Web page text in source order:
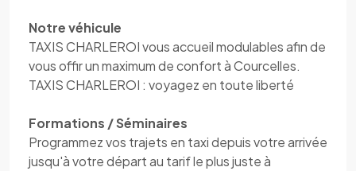
Notre véhicule
TAXIS CHARLEROI vous accueil modulables afin de
vous offir un maximum de confort à Courcelles.
TAXIS CHARLEROI : voyagez en toute liberté
Formations / Séminaires
Programmez vos trajets en taxi depuis votre arrivée
jusqu'à votre départ au tarif le plus juste à